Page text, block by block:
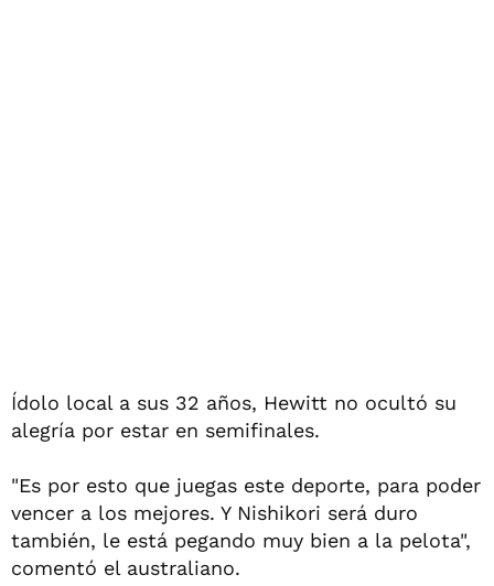
Ídolo local a sus 32 años, Hewitt no ocultó su
alegría por estar en semifinales.
"Es por esto que juegas este deporte, para poder
vencer a los mejores. Y Nishikori será duro
también, le está pegando muy bien a la pelota",
comentó el australiano.